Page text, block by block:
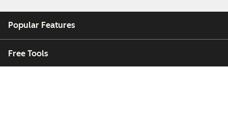
Popular Features
Free Tools